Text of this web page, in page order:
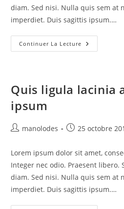
diam. Sed nisi. Nulla quis sem at
imperdiet. Duis sagittis ipsum.…
Continuer La Lecture
Quis ligula lacinia
ipsum
manolodes 25 octobre
Lorem ipsum dolor sit amet,
Integer nec odio. Praesent libero.
diam. Sed nisi. Nulla quis sem at
imperdiet. Duis sagittis ipsum.…